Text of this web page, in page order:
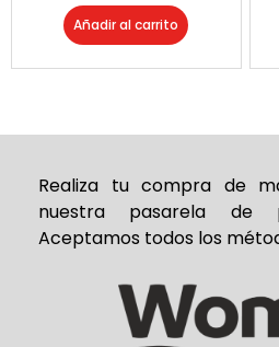
Añadir al carrito
Realiza tu compra de
nuestra pasarela de
Aceptamos todos los